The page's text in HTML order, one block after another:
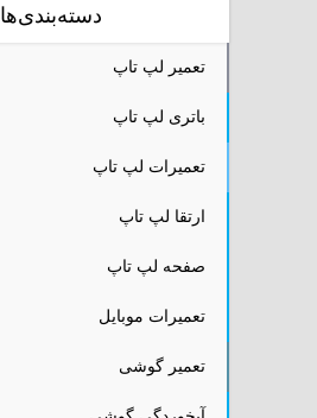
دسته‌بندی‌ها
تعمیر لپ تاپ
باتری لپ تاپ
تعمیرات لپ تاپ
ارتقا لپ تاپ
صفحه لپ تاپ
تعمیرات موبایل
تعمیر گوشی